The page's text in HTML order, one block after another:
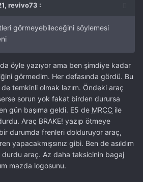
revivo73 :
görmeyebileceğini söylemesi
öyle yazıyor ama ben şimdiye kadar
görmedim. Her defasında gördü. Bu
temkinli olmak lazım. Öndeki araç
sorun yok fakat birden durursa
gün başıma geldi. E5 de MRCC ile
Araç BRAKE! yazıp ötmeye
durumda frenleri dolduruyor araç,
yapacakmışsınız gibi. Ben de asıldım
durdu araç. Az daha taksicinin bagaj
mazda logosunu.